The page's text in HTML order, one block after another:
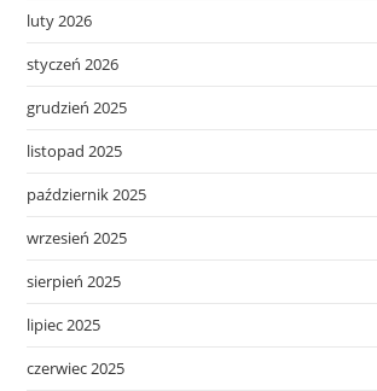
luty 2026
styczeń 2026
grudzień 2025
listopad 2025
październik 2025
wrzesień 2025
sierpień 2025
lipiec 2025
czerwiec 2025